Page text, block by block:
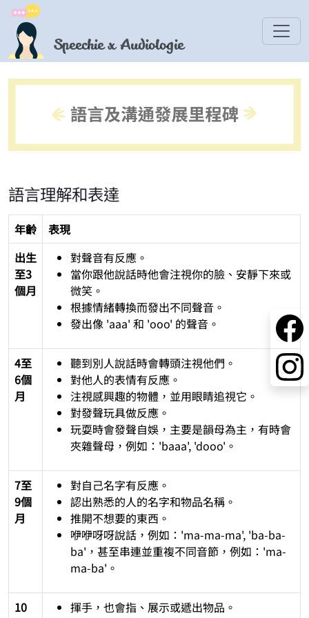
Speechie x Audiologie
語言理解和表達
年齡
表現
出生
至3
個月
對聲音有反應。
當你跟他說話時他會注視你的臉、安靜下來或
微笑。
根據情緒轉換而發出不同聲音。
發出像 'aaa' 和 'ooo' 的聲音。
4至
6個
月
聽到別人說話時會轉頭注視他們。
對他人的表情有反應。
注視感興趣的物體，並用眼睛追視它。
對發聲玩具做反應。
玩耍時會發聲自娛，主要是韻母為主，有時會
夾雜聲母，例如：'baaa', 'dooo'。
7至
9個
月
對自己名字有反應。
認出熟悉的人的名字和物品名稱。
推開不想要的東西。
咿咿呀呀說話，例如：'ma-ma-ma', 'ba-ba-
ba'，甚至串連並重複不同音節，例如：'ma-
ma-ba'。
10
揮手，也會指、展示或遞出物品。